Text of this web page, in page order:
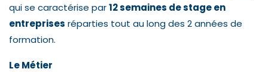
qui se caractérise par12 semaines de stage en
entreprises réparties tout au long des 2 années de
formation.
Le Métier